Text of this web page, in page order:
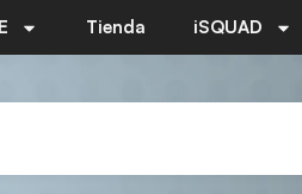
Tienda iSQUAD